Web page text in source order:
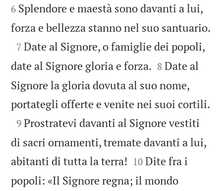
6 Splendore e maestà sono davanti a lui,
forza e bellezza stanno nel suo santuario.

7 Date al Signore, o famiglie dei popoli,
date al Signore gloria e forza. 

8 Date al
Signore la gloria dovuta al suo nome,
portategli offerte e venite nei suoi cortili.

9 Prostratevi davanti al Signore vestiti
di sacri ornamenti, tremate davanti a lui,
abitanti di tutta la terra! 

10 Dite fra i
popoli: «Il Signore regna; il mondo